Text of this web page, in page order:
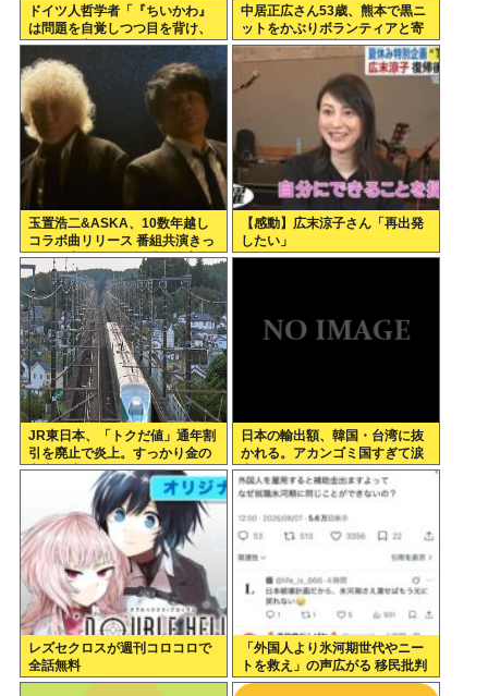
ドイツ人哲学者「『ちいかわ』
は問題を自覚しつつ目を背け、
自分は無害という道徳的優越
感、堕落する国家日本そのもの
だ」
中居正広さん53歳、熊本で黒ニ
ットをかぶりボランティアと寄
付をしている模様
玉置浩二&ASKA、10数年越し
コラボ曲リリース 番組共演きっ
かけで実現…同い年盟友の完全
合作
【感動】広末涼子さん「再出発
したい」
JR東日本、「トクだ値」通年割
引を廃止で炎上。すっかり金の
亡者と成り下がったな
日本の輸出額、韓国・台湾に抜
かれる。アカンゴミ国すぎて涙
出てきた…
レズセクロスが週刊コロコロで
全話無料
「外国人より氷河期世代やニー
トを救え」の声広がる 移民批判
してる層ってもしかして…